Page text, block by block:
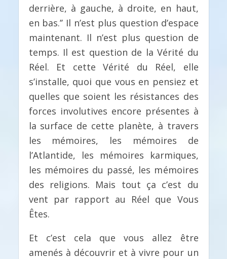
derrière, à gauche, à droite, en haut,
en bas.’’ Il n’est plus question d’espace
maintenant. Il n’est plus question de
temps. Il est question de la Vérité du
Réel. Et cette Vérité du Réel, elle
s’installe, quoi que vous en pensiez et
quelles que soient les résistances des
forces involutives encore présentes à
la surface de cette planète, à travers
les mémoires, les mémoires de
l’Atlantide, les mémoires karmiques,
les mémoires du passé, les mémoires
des religions. Mais tout ça c’est du
vent par rapport au Réel que Vous
Êtes.
Et c’est cela que vous allez être
amenés à découvrir et à vivre pour un